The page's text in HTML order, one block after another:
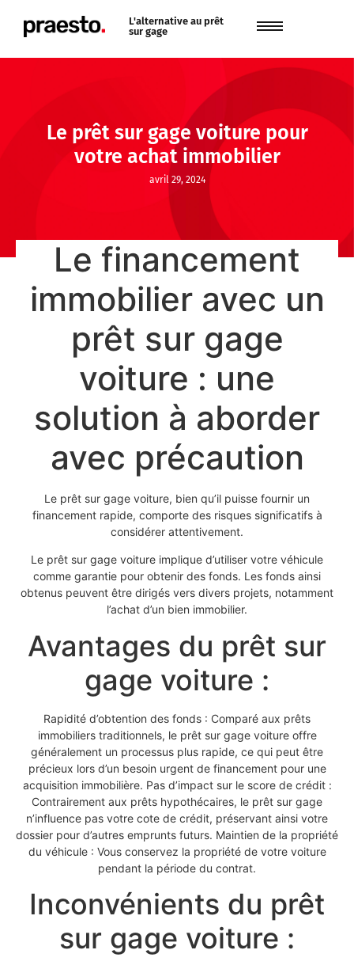
L'alternative au prêt
sur gage
Le prêt sur gage voiture pour
votre achat immobilier
avril 29, 2024
Le financement
immobilier avec un
prêt sur gage
voiture : une
solution à aborder
avec précaution
Le prêt sur gage voiture, bien qu’il puisse fournir un
financement rapide, comporte des risques significatifs à
considérer attentivement.
Le prêt sur gage voiture implique d’utiliser votre véhicule
comme garantie pour obtenir des fonds. Les fonds ainsi
obtenus peuvent être dirigés vers divers projets, notamment
l’achat d’un bien immobilier.
Avantages du prêt sur
gage voiture :
Rapidité d’obtention des fonds : Comparé aux prêts
immobiliers traditionnels, le prêt sur gage voiture offre
généralement un processus plus rapide, ce qui peut être
précieux lors d’un besoin urgent de financement pour une
acquisition immobilière. Pas d’impact sur le score de crédit :
Contrairement aux prêts hypothécaires, le prêt sur gage
n’influence pas votre cote de crédit, préservant ainsi votre
dossier pour d’autres emprunts futurs. Maintien de la propriété
du véhicule : Vous conservez la propriété de votre voiture
pendant la période du contrat.
Inconvénients du prêt
sur gage voiture :